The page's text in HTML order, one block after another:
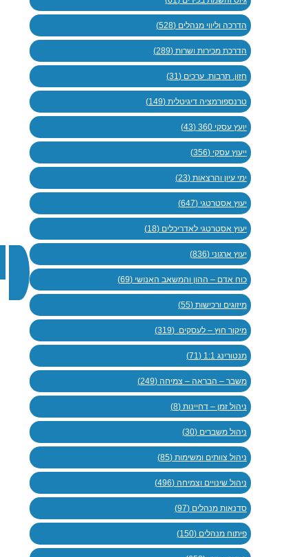
הדרכה וליווי מנהלים (528)
הדרכת מכירות ושרות (289)
חזון. תרבות. ערכים (31)
טרנספורמציה דיגיטלית (149)
יועץ עסקי 360 (43)
ייעוץ עסקי (356)
ימי עיון והרצאות (23)
יעוץ אסטרטגי (647)
יעוץ אסטרטגי לאדריכלים (18)
יעוץ ארגוני (836)
כוח אדם – ההון והמשאב האנושי (69)
מיזוגים ורכישות (55)
מיקור חוץ – לעסקים. (319)
מנטורינג 1:1 (71)
משבר – הבראה – צמיחה (249)
ניהול זמן – דחיינות (8)
ניהול משברים (30)
ניהול צוותים ומשימות (85)
ניהול שינויים וצמיחה (496)
סדנאות מנהלים (97)
פיתוח מנהלים (150)